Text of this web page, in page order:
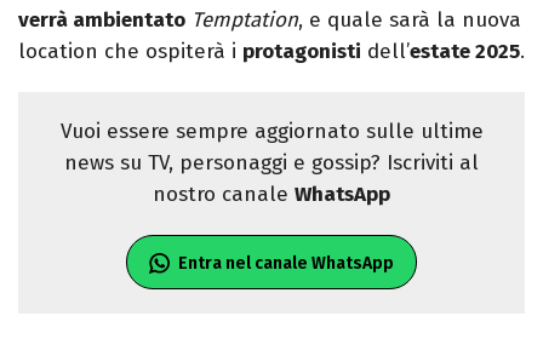
verrà ambientato Temptation, e quale sarà la nuova
location che ospiterà i protagonisti dell’estate 2025.
Vuoi essere sempre aggiornato sulle ultime
news su TV, personaggi e gossip? Iscriviti al
nostro canale WhatsApp
Entra nel canale WhatsApp